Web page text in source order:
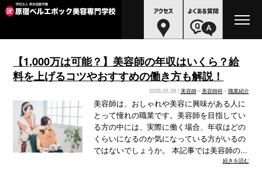
【1,000万は可能？】美容師の年収はいくら？給
料を上げるコツやおすすめの働き方も解説！
2026.05.28 | 美容師• 美容師科• 職業紹介
美容師は、おしゃれや美容に興味がある人に
とって憧れの職業です。美容師を目指してい
る方の中には、実際に働く場合、年収はどの
くらいになるのか気になっている方がいるの
ではないでしょうか。 本記事では美容師の...
続きを読む